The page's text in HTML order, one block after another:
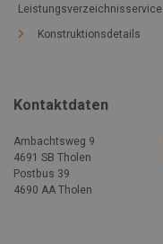
Leistungsverzeichnisservice
Konstruktionsdetails
Kontaktdaten
Ambachtsweg 9
4691 SB Tholen
Postbus 39
4690 AA Tholen